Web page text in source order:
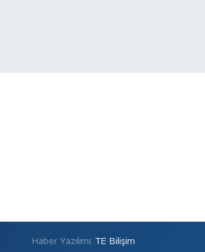
Haber Yazılımı: TE Bilişim